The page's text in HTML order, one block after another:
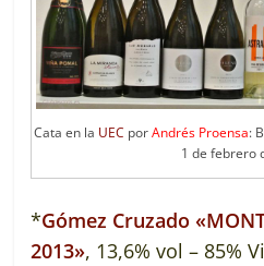
Cata en la UEC porAndrés Proensa:
1 de febrero
*Gómez Cruzado
2013», 13,6% vol – 85%